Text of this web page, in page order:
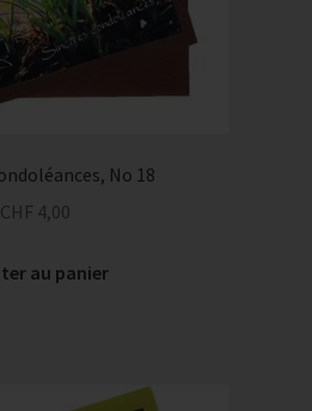
No 18
CHF 4,00
au panier